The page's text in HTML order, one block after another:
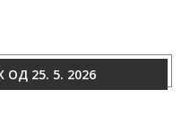
25. 5. 2026